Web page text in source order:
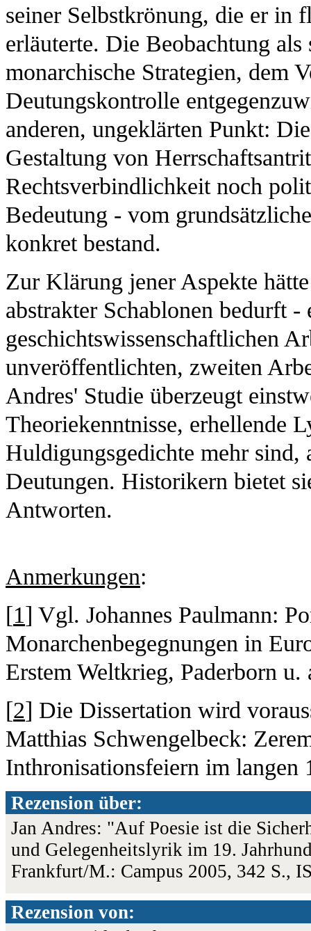
seiner Selbstkrönung, die er in
erläuterte. Die Beobachtung
monarchische Strategien, dem
Deutungskontrolle
anderen, ungeklärten Punkt:
Gestaltung von
Rechtsverbindlichkeit noch
Bedeutung - vom
konkret bestand.
Zur Klärung jener Aspekte
abstrakter Schablonen bedurft -
geschichtswissenschaftlichen
unveröffentlichten, zweiten
Andres' Studie überzeugt
Theoriekenntnisse, erhellende
Huldigungsgedichte mehr
Deutungen. Historikern bietet
Antworten.
Anmerkungen:
[1] Vgl. Johannes Paulmann:
Monarchenbegegnungen in
Erstem Weltkrieg, Paderborn u.
[2] Die Dissertation wird
Matthias Schwengelbeck:
Inthronisationsfeiern im langen
Rezension über:
Jan Andres: "Auf Poesie ist die
und Gelegenheitslyrik im 19.
Frankfurt/M.: Campus 2005, 342 S.,
Rezension von: